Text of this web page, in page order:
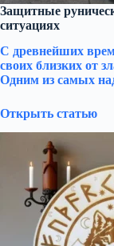
Защитные
ситуациях
С древнейших
своих близких от
Одним из самых
Открыть статью